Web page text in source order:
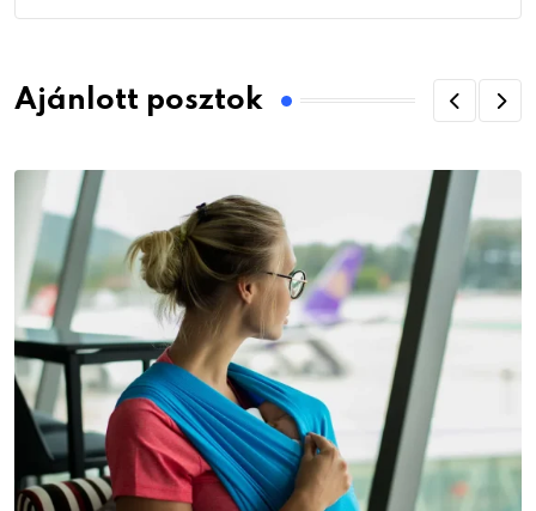
Ajánlott posztok